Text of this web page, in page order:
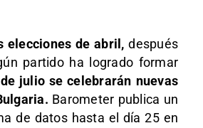
elecciones de abril, después
partido ha logrado formar
julio se celebrarán nuevas
Barometer publica un
de datos hasta el día 25 en